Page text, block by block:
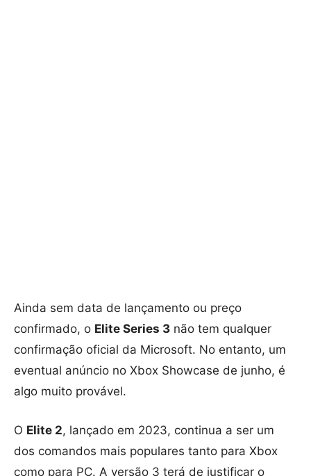
Ainda sem data de lançamento ou preço
confirmado, o Elite Series 3 não tem qualquer
confirmação oficial da Microsoft. No entanto, um
eventual anúncio no Xbox Showcase de junho, é
algo muito provável.
O Elite 2, lançado em 2023, continua a ser um
dos comandos mais populares tanto para Xbox
como para PC. A versão 3 terá de justificar o